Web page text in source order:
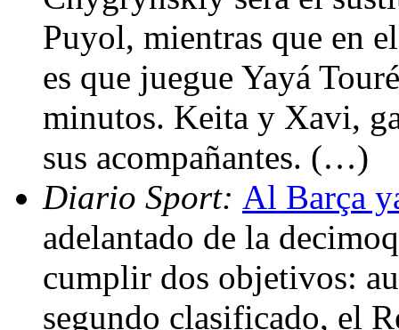
Puyol, mientras que en
es que juegue Yayá
minutos. Keita y Xavi,
sus acompañantes. (…)
Diario Sport: Al Barça
adelantado de la
cumplir dos objetivos:
segundo clasificado, el